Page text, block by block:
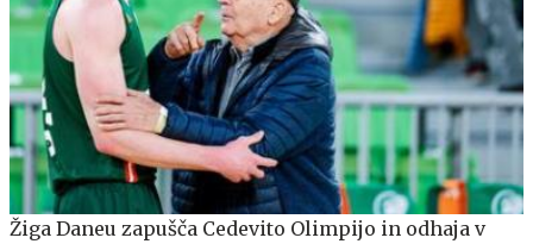
Žiga Daneu zapušča Cedevito Olimpijo in odhaja v